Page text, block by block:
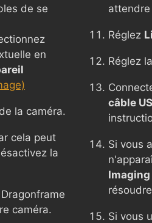
de se
en
de la caméra.
cela peut
la
caméra.
Réglez
Réglez la
câble
Si vous
Imaging
Si vous